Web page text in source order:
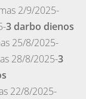
2/9/2025-
3 darbo dienos
25/8/2025-
28/8/2025-3
22/8/2025-